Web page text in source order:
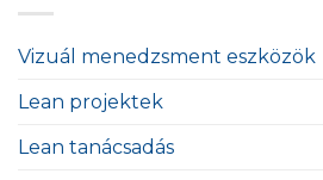
Vizuál menedzsment eszközök
Lean projektek
Lean tanácsadás